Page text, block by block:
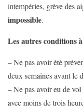
intempéries, grève des
impossible.
Les autres conditions
– Ne pas avoir été
deux semaines avant le
– Ne pas avoir eu de
avec moins de trois